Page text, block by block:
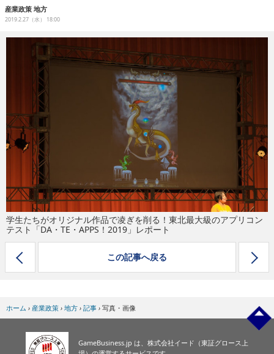
産業政策
イベント/セミナー
eスポーツ
産業政策 地方
2019.2.27（水） 18:00
学生たちがオリジナル作品で凌ぎを削る！東北最大級のアプリコン
テスト「DA・TE・APPS！2019」レポート
この記事へ戻る
ホーム › 産業政策 › 地方 › 記事 › 写真・画像
GameBusiness.jp は、株式会社イード（東証グロース上